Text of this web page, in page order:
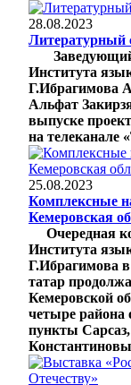
28.08.2023
Литературный
Института
Г.Ибрагимова
Альфат
выпуске
на телеканале
25.08.2023
Комплексные
Кемеровская
Очередная
Института
Г.Ибрагимова
татар
Кемеровской
четыре района
пункты